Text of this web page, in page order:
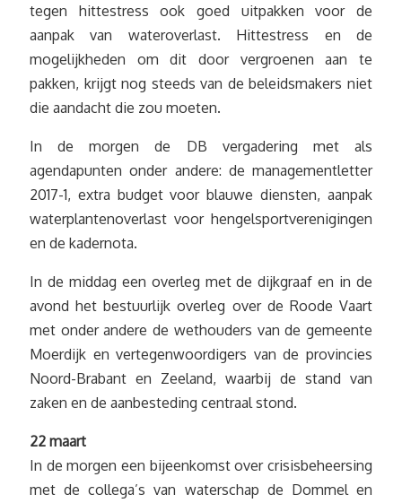
tegen hittestress ook goed uitpakken voor de
aanpak van wateroverlast. Hittestress en de
mogelijkheden om dit door vergroenen aan te
pakken, krijgt nog steeds van de beleidsmakers niet
die aandacht die zou moeten.
In de morgen de DB vergadering met als
agendapunten onder andere: de managementletter
2017-1, extra budget voor blauwe diensten, aanpak
waterplantenoverlast voor hengelsportverenigingen
en de kadernota.
In de middag een overleg met de dijkgraaf en in de
avond het bestuurlijk overleg over de Roode Vaart
met onder andere de wethouders van de gemeente
Moerdijk en vertegenwoordigers van de provincies
Noord-Brabant en Zeeland, waarbij de stand van
zaken en de aanbesteding centraal stond.
22 maart
In de morgen een bijeenkomst over crisisbeheersing
met de collega’s van waterschap de Dommel en